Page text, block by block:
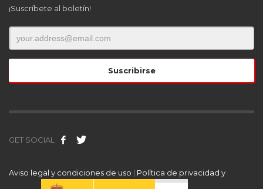
¡Suscríbete al boletín!
GET SOCIAL
Aviso legal y condiciones de uso | Política de privacidad y